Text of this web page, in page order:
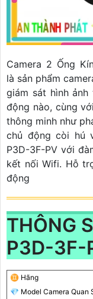
Camera 2 Ống
là sản phẩm
giám sát hình
động nào, cùng
thông minh như
chủ động còi hú
P3D-3F-PV với
kết nối Wifi. Hỗ
động
THÔNG
P3D-3F-
♊ Hãng
💎 Model Camera Quan